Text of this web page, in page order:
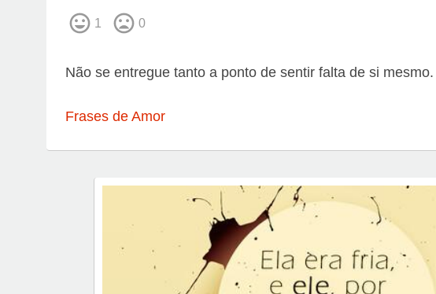
1 0
Não se entregue tanto a ponto de sentir falta de si mesmo.
Frases de Amor